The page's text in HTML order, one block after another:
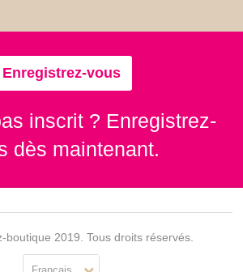
Enregistrez-vous
inscrit ? Enregistrez-
dès maintenant.
boutique 2019. Tous droits réservés.